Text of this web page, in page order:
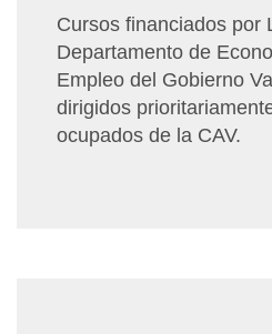
Cursos financiados por
Departamento de
Empleo del Gobierno
dirigidos
ocupados de la CAV.